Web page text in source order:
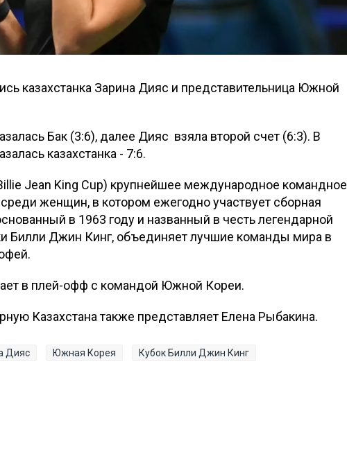
казахстанка Зарина Дияс и представительница Южной
Бак (3:6), далее Дияс взяла второй счет (6:3). В
казахстанка - 7:6.
Jean King Cup) крупнейшее международное командное
женщин, в котором ежегодно участвует сборная
в 1963 году и названный в честь легендарной
Билли Джин Кинг, объединяет лучшие команды мира в
в плей-офф с командой Южной Кореи.
Казахстана также представляет Елена Рыбакина.
Дияс Южная Корея Кубок Билли Джин Кинг